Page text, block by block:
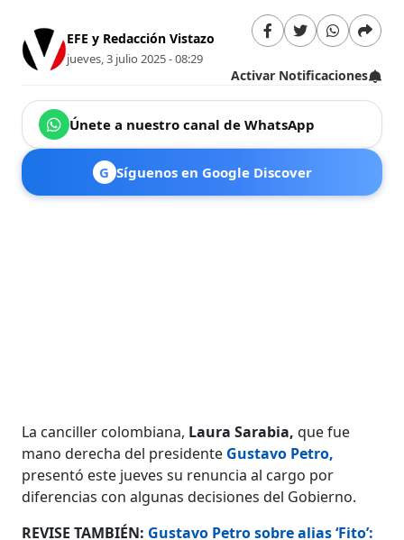
EFE y Redacción Vistazo
jueves, 3 julio 2025 - 08:29
Activar Notificaciones
Únete a nuestro canal de WhatsApp
G Síguenos en Google Discover
La canciller colombiana, Laura Sarabia,que fue
mano derecha del presidente Gustavo Petro,
presentó este jueves su renuncia al cargo por
diferencias con algunas decisiones del Gobierno.
REVISE TAMBIÉN: Gustavo Petro sobre alias ‘Fito’: